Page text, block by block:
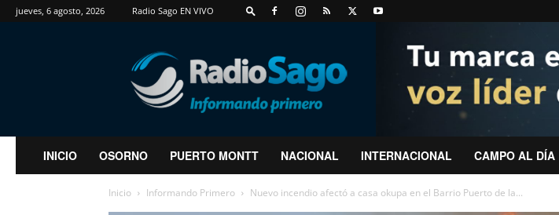
jueves, 6 agosto, 2026 Radio Sago EN VIVO
RadioSago
INICIO OSORNO PUERTO MONTT NACIONAL INTERNACIONAL CAMPO AL DÍA
Inicio Informando Primero Nuevo incendio afectó a casa okupa en el Barrio Puerto de la...